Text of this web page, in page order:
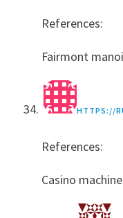
References:
Fairmont
HTTPS://
References:
Casino